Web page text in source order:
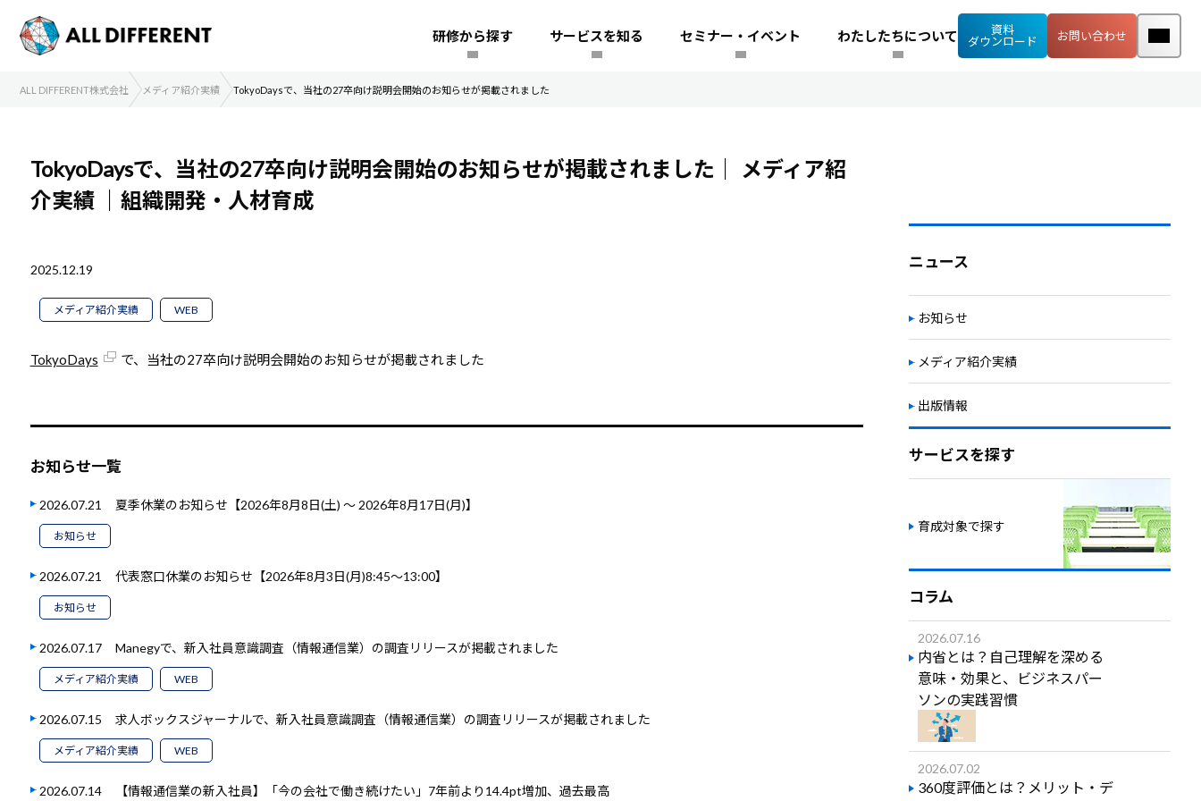
研修から探す サービスを知る セミナー・イベント わたしたちについて
資料
ダウンロード
お問い合わせ
ALL DIFFERENT株式会社 メディア紹介実績 TokyoDaysで、当社の27卒向け説明会開始のお知らせが掲載されました
TokyoDaysで、当社の27卒向け説明会開始のお知らせが掲載されました｜ メディア紹
介実績
｜組織開発・人材育成
2025.12.19
メディア紹介実績 WEB
TokyoDays で、当社の27卒向け説明会開始のお知らせが掲載されました
お知らせ一覧
2026.07.21 夏季休業のお知らせ【2026年8月8日(土) ～ 2026年8月17日(月)】
お知らせ
2026.07.21 代表窓口休業のお知らせ【2026年8月3日(月)8:45～13:00】
お知らせ
2026.07.17 Manegyで、新入社員意識調査（情報通信業）の調査リリースが掲載されました
メディア紹介実績 WEB
2026.07.15 求人ボックスジャーナルで、新入社員意識調査（情報通信業）の調査リリースが掲載されました
メディア紹介実績 WEB
2026.07.14 【情報通信業の新入社員】「今の会社で働き続けたい」7年前より14.4pt増加、過去最高
ニュース
お知らせ
メディア紹介実績
出版情報
サービスを探す
育成対象で探す
コラム
2026.07.16
内省とは？自己理解を深める
意味・効果と、ビジネスパー
ソンの実践習慣
2026.07.02
360度評価とは？メリット・デ